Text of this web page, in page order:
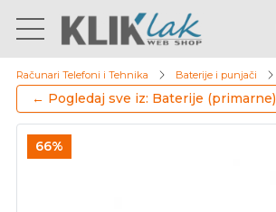
Računari Telefoni i Tehnika Baterije i punjači
← Pogledaj sve iz: Baterije (primarne)
66%